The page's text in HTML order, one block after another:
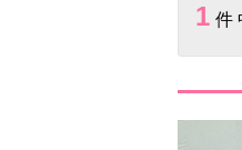
1 件